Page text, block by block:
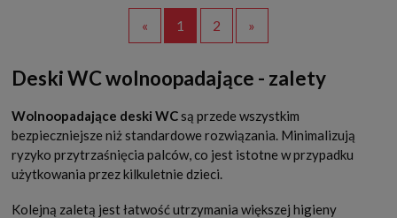
« 1 2 »
Deski WC wolnoopadające - zalety
Wolnoopadające deski WCsą przede wszystkim
bezpieczniejsze niż standardowe rozwiązania. Minimalizują
ryzyko przytrzaśnięcia palców, co jest istotne w przypadku
użytkowania przez kilkuletnie dzieci.
Kolejną zaletą jest łatwość utrzymania większej higieny